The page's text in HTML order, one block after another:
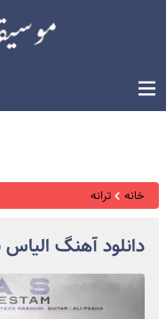
خانه ترانه
دانلود آهنگ الیاس